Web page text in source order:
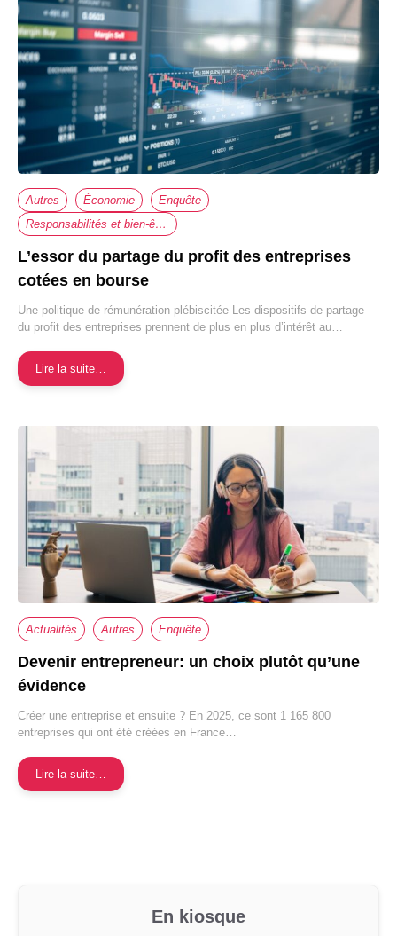
Autres Économie
Enquête
Responsabilités et bien-être au travail
L’essor du partage du profit des entreprises
cotées en bourse
Une politique de rémunération plébiscitée Les dispositifs de partage
du profit des entreprises prennent de plus en plus d’intérêt au…
Lire la suite…
Actualités Autres Enquête
Devenir entrepreneur: un choix plutôt qu’une
évidence
Créer une entreprise et ensuite ? En 2025, ce sont 1 165 800
entreprises qui ont été créées en France…
Lire la suite…
En kiosque